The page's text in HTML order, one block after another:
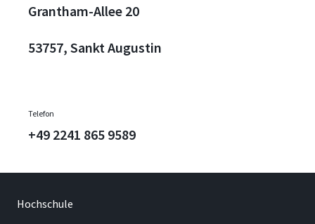
Grantham-Allee 20
53757, Sankt Augustin
Telefon
+49 2241 865 9589
Hochschule